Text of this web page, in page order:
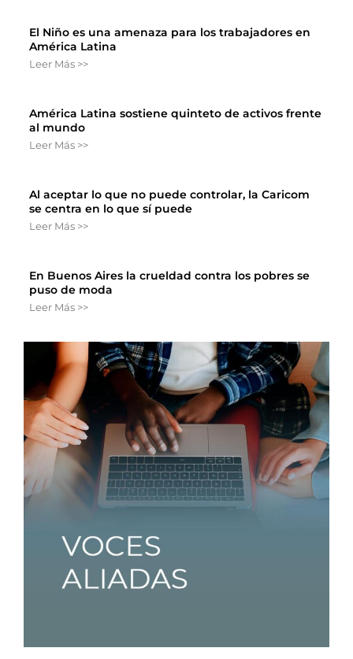
El Niño es una amenaza para los trabajadores en
América Latina
Leer Más >>
América Latina sostiene quinteto de activos frente
al mundo
Leer Más >>
Al aceptar lo que no puede controlar, la Caricom
se centra en lo que sí puede
Leer Más >>
En Buenos Aires la crueldad contra los pobres se
puso de moda
Leer Más >>